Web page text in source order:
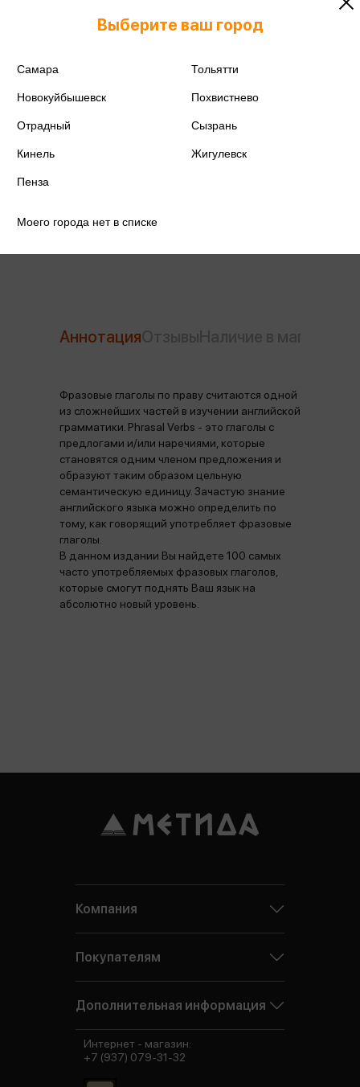
Издательство
Автор
Аннотация
Фразовые глаголы по праву считаются одной
из сложнейших частей в изучении английской
грамматики. Phrasal Verbs - это глаголы с
предлогами и/или наречиями, которые
становятся одним членом предложения и
образуют таким образом цельную
семантическую единицу. Зачастую знание
английского языка можно определить по
тому, как говорящий употребляет фразовые
глаголы.
В данном издании Вы найдете 100 самых
часто употребляемых фразовых глаголов,
которые смогут поднять Ваш язык на
абсолютно новый уровень.
Выберите ваш город
Самара Тольятти
Новокуйбышевск Похвистнево
Отрадный Сызрань
Кинель Жигулевск
Пенза
Моего города нет в списке
Компания
Покупателям
Дополнительная информация
Интернет - магазин:
+7 (937) 079-31-32